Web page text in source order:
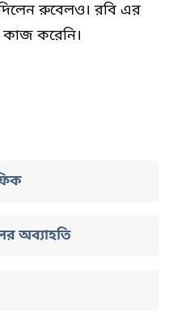
রুবেলও। রবি এর
করেনি।
অব্যাহতি